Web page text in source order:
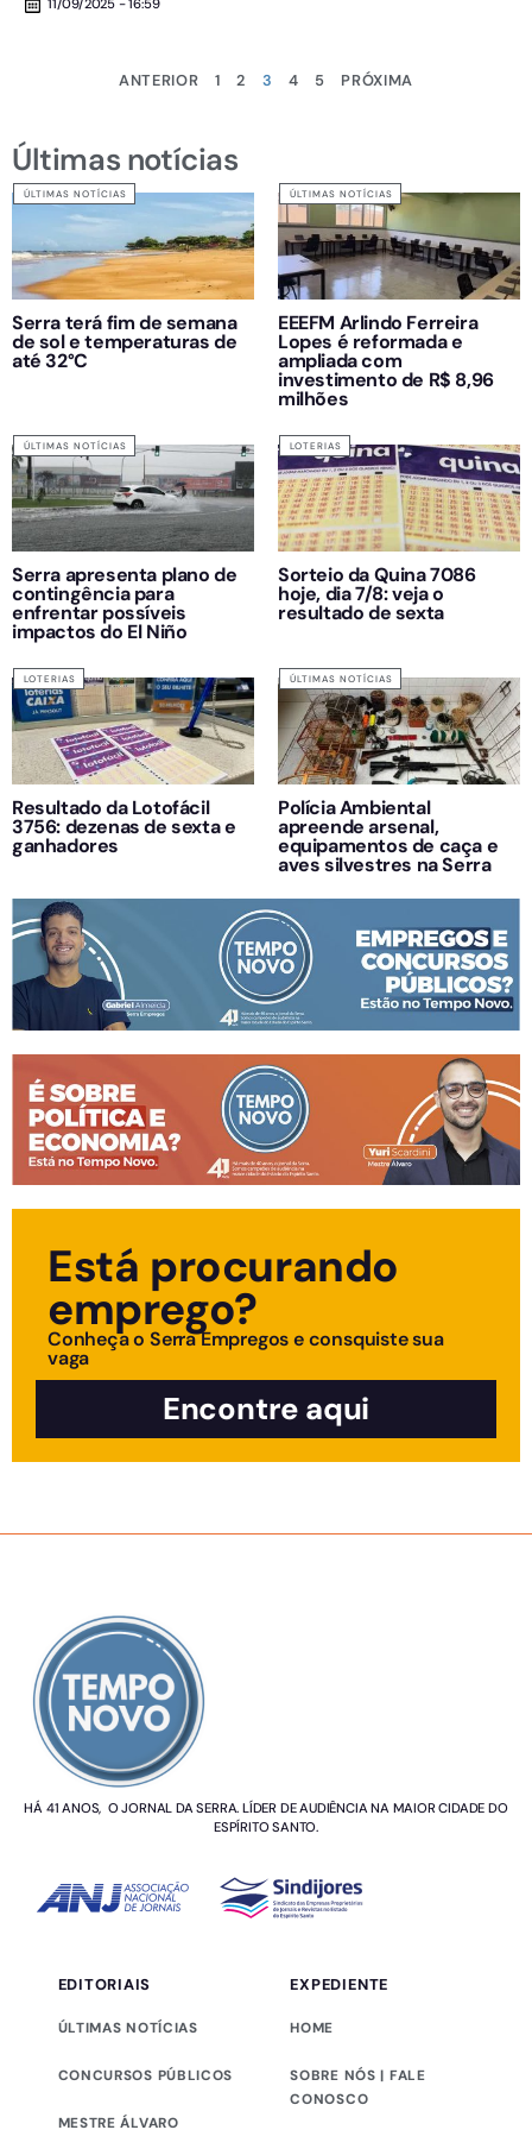
11/09/2025 - 16:59
ANTERIOR 1 2 3 4 5 PRÓXIMA
Últimas notícias
ÚLTIMAS NOTÍCIAS
Serra terá fim de semana
de sol e temperaturas de
até 32°C
ÚLTIMAS NOTÍCIAS
EEEFM Arlindo Ferreira
Lopes é reformada e
ampliada com
investimento de R$ 8,96
milhões
ÚLTIMAS NOTÍCIAS
Serra apresenta plano de
contingência para
enfrentar possíveis
impactos do El Niño
LOTERIAS
Sorteio da Quina 7086
hoje, dia 7/8: veja o
resultado de sexta
LOTERIAS
Resultado da Lotofácil
3756: dezenas de sexta e
ganhadores
ÚLTIMAS NOTÍCIAS
Polícia Ambiental
apreende arsenal,
equipamentos de caça e
aves silvestres na Serra
Está procurando
emprego?
Conheça o Serra Empregos e consquiste sua
vaga
Encontre aqui
HÁ 41 ANOS, O JORNAL DA SERRA. LÍDER DE AUDIÊNCIA NA MAIOR CIDADE DO
ESPÍRITO SANTO.
EDITORIAIS
ÚLTIMAS NOTÍCIAS
CONCURSOS PÚBLICOS
MESTRE ÁLVARO
EXPEDIENTE
HOME
SOBRE NÓS | FALE
CONOSCO